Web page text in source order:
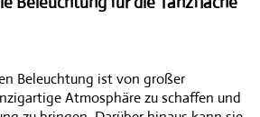
Beleuchtung ist von großer
Atmosphäre zu schaffen und